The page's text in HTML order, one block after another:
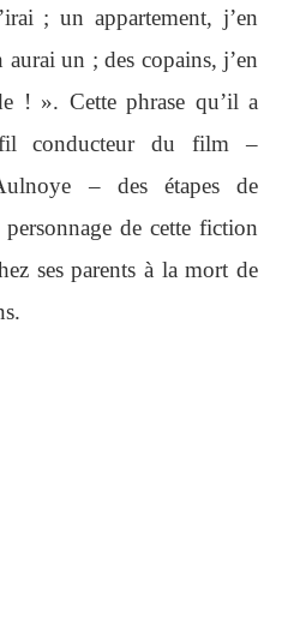
; un appartement, j’en
un ; des copains, j’en
! ». Cette phrase qu’il a
conducteur du film –
– des étapes de
de cette fiction
ses parents à la mort de